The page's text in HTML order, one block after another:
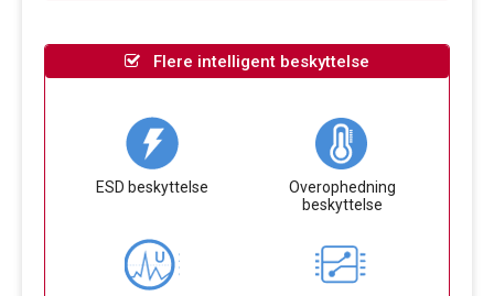
Flere intelligent beskyttelse
ESD beskyttelse
Overophedning
beskyttelse